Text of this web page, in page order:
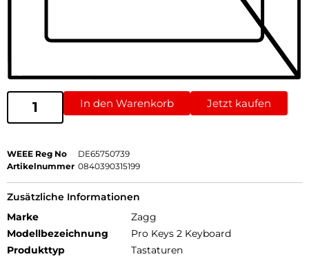
In den Warenkorb Jetzt kaufen
WEEE Reg No
DE65750739
Artikelnummer 0840390315199
Zusätzliche Informationen
Marke
Zagg
Modellbezeichnung
Pro Keys 2 Keyboard
Produkttyp
Tastaturen